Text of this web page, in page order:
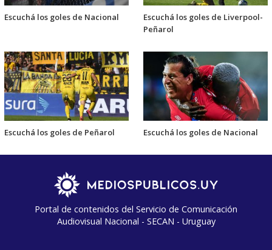
Escuchá los goles de Nacional
Escuchá los goles de Liverpool-
Peñarol
Escuchá los goles de Peñarol Escuchá los goles de Nacional
Portal de contenidos del Servicio de Comunicación
Audiovisual Nacional - SECAN - Uruguay